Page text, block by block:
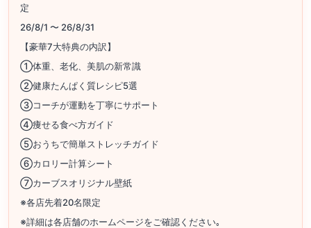
定
26/8/1 〜 26/8/31
【豪華7大特典の内訳】
①体重、老化、美肌の新常識
②健康たんぱく質レシピ5選
③コーチが運動を丁寧にサポート
④痩せる食べ方ガイド
⑤おうちで簡単ストレッチガイド
⑥カロリー計算シート
⑦カーブスオリジナル壁紙
※各店先着20名限定
※詳細は各店舗のホームページをご確認ください｡